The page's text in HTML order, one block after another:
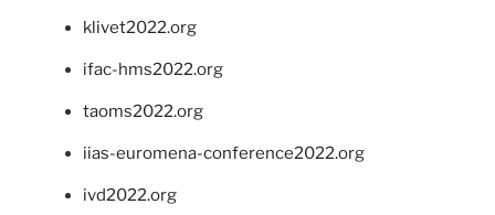
klivet2022.org
ifac-hms2022.org
taoms2022.org
iias-euromena-conference2022.org
ivd2022.org